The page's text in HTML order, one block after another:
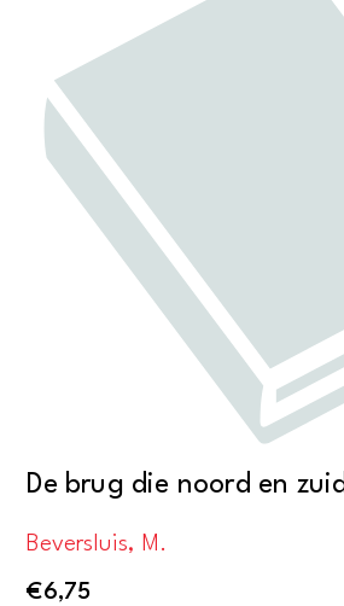
De brug die noord en
Beversluis, M.
€6,75